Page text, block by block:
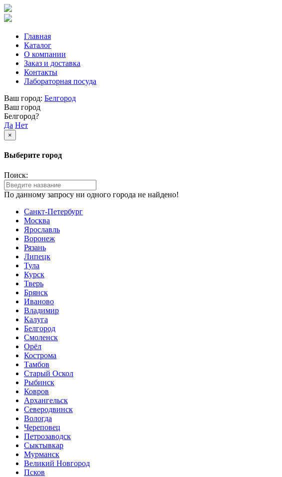
Главная
Каталог
О компании
Заказ и доставка
Контакты
Лабораторная посуда
Ваш город: Белгород
Ваш город
Белгород?
Да Нет
×
Выберите город
Поиск:
По данному запросу ни одного города не найдено!
Санкт-Петербург
Москва
Ярославль
Воронеж
Рязань
Липецк
Тула
Курск
Тверь
Брянск
Иваново
Владимир
Калуга
Белгород
Смоленск
Орёл
Кострома
Тамбов
Старый Оскол
Рыбинск
Ковров
Архангельск
Северодвинск
Вологда
Череповец
Петрозаводск
Сыктывкар
Мурманск
Великий Новгород
Псков